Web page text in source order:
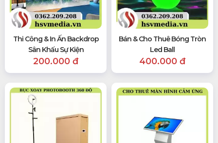
Thi Công & In Ấn Backdrop
Sân Khấu Sự Kiện
200.000 đ
Bán & Cho Thuê Bóng Tròn
Led Ball
400.000 đ